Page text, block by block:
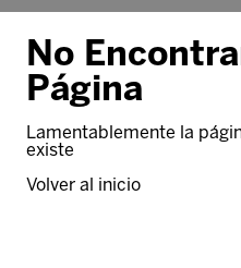
No
Página
Lamentablemente la
existe
Volver al inicio